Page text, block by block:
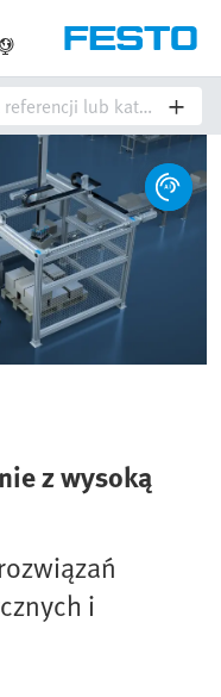
z wysoką
i